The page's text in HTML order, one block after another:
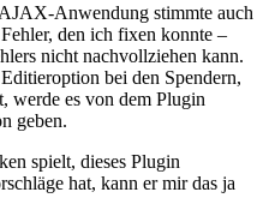
Anwendung stimmte auch
den ich fixen konnte –
nicht nachvollziehen kann.
bei den Spendern,
werde es von dem Plugin
geben.
spielt, dieses Plugin
hat, kann er mir das ja